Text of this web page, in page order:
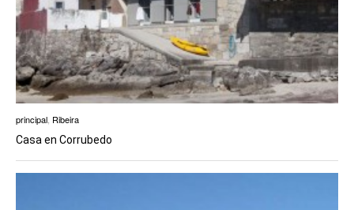
principal, Ribeira
Casa en Corrubedo